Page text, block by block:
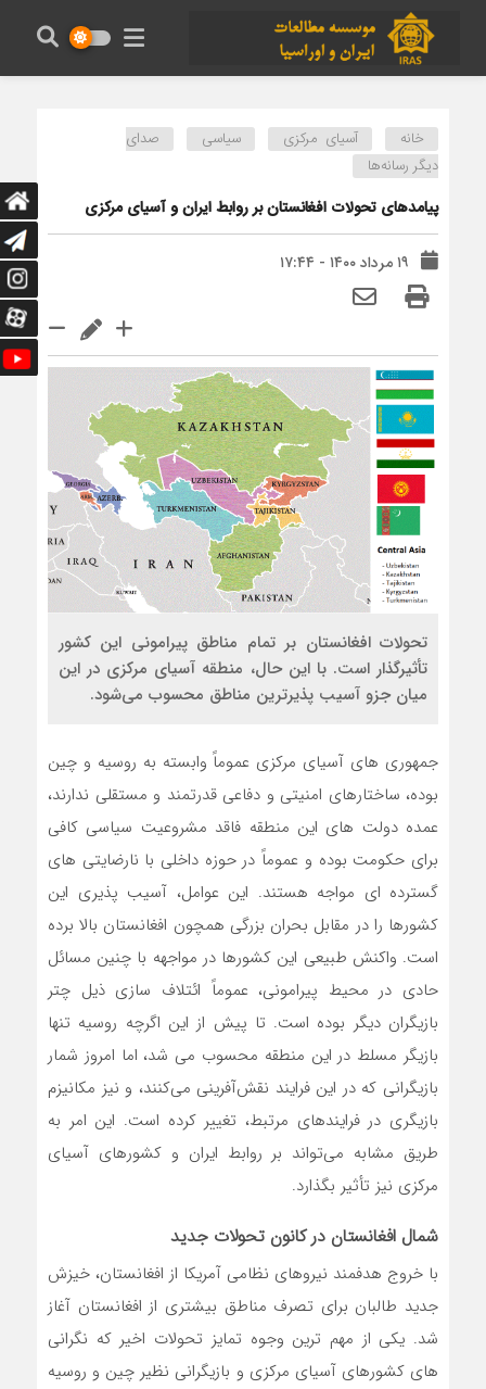
خانه آسیای مرکزی سیاسی
صدای
دیگر رسانه‌ها
پیامدهای تحولات افغانستان بر روابط ایران و آسیای مرکزی
۱۹ مرداد ۱۴۰۰ - ۱۷:۴۴
تحولات افغانستان بر تمام مناطق پیرامونی این کشور
تأثیرگذار است. با این حال، منطقه آسیای مرکزی در این
میان جزو آسیب‌ پذیرترین مناطق محسوب می‌شود.
جمهوری‌ های آسیای مرکزی عموماً وابسته به روسیه و چین
بوده، ساختارهای امنیتی و دفاعی قدرتمند و مستقلی ندارند،
عمده دولت‌ های این منطقه فاقد مشروعیت سیاسی کافی
برای حکومت بوده و عموماً در حوزه داخلی با نارضایتی‌ های
گسترده‌ ای مواجه هستند. این عوامل، آسیب‌ پذیری این
کشورها را در مقابل بحران بزرگی همچون افغانستان بالا برده
است. واکنش طبیعی این کشورها در مواجهه با چنین مسائل
حادی در محیط پیرامونی، عموماً ائتلاف ‌سازی ذیل چتر
بازیگران دیگر بوده است. تا پیش از این اگرچه روسیه تنها
بازیگر مسلط در این منطقه محسوب می ‌شد، اما امروز شمار
بازیگرانی که در این فرایند نقش‌آفرینی می‌کنند، و نیز مکانیزم
بازیگری در فرایندهای مرتبط، تغییر کرده است. این امر به
طریق مشابه می‌تواند بر روابط ایران و کشورهای آسیای
مرکزی نیز تأثیر بگذارد.
شمال افغانستان در کانون تحولات جدید
با خروج هدفمند نیروهای نظامی آمریکا از افغانستان، خیزش
جدید طالبان برای تصرف مناطق بیشتری از افغانستان آغاز
شد. یکی از مهم ‌ترین وجوه تمایز تحولات اخیر که نگرانی‌
های کشورهای آسیای مرکزی و بازیگرانی نظیر چین و روسیه